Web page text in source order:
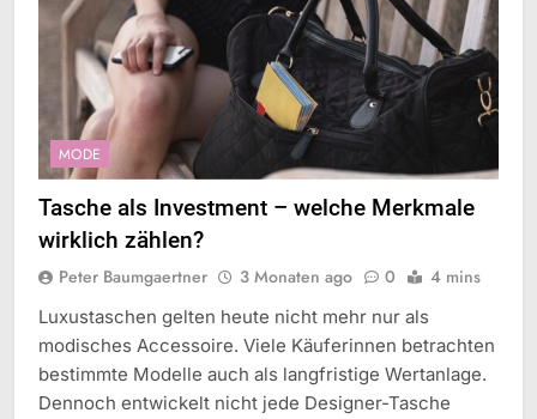
MODE
Tasche als Investment – welche Merkmale
wirklich zählen?
Peter Baumgaertner 3 Monaten ago 0 4 mins
Luxustaschen gelten heute nicht mehr nur als
modisches Accessoire. Viele Käuferinnen betrachten
bestimmte Modelle auch als langfristige Wertanlage.
Dennoch entwickelt nicht jede Designer-Tasche